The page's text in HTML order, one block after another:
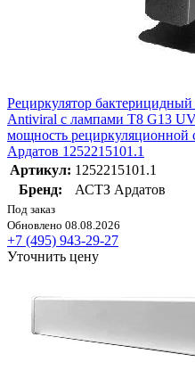
Рециркулятор
Antiviral с лампами T8 G13
мощность рециркуляционной
Ардатов 1252215101.1
Артикул: 1252215101.1
Бренд:
АСТЗ Ардатов
Под заказ
Обновлено 08.08.2026
+7 (495) 943-29-27
Уточнить цену